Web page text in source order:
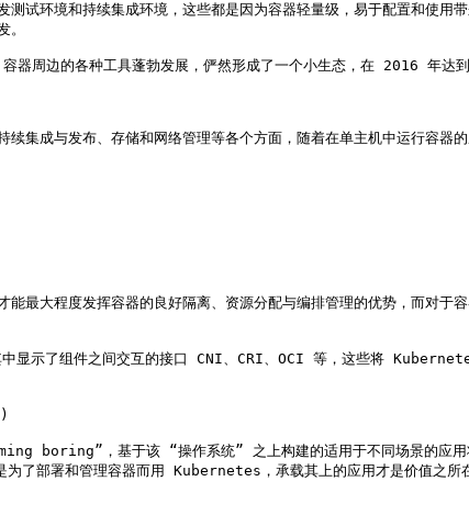
测试环境和持续集成环境，这些都是因为容器轻量级，易于配置和
。
周边的各种工具蓬勃发展，俨然形成了一个小生态，在 2016 年达到
集成与发布、存储和网络管理等各个方面，随着在单主机中运行容
能最大程度发挥容器的良好隔离、资源分配与编排管理的优势，而
显示了组件之间交互的接口 CNI、CRI、OCI 等，这些将
，基于该 “操作系统” 之上构建的适用于不同场景的应用将
了部署和管理容器而用 Kubernetes，承载其上的应用才是价值之所